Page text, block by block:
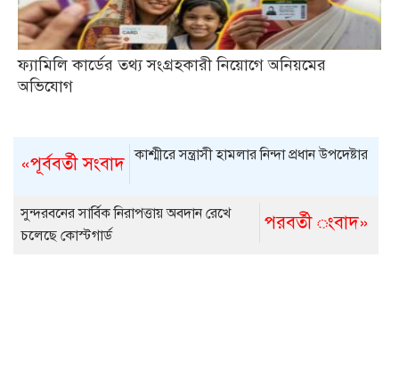
ফ্যামিলি কার্ডের তথ্য সংগ্রহকারী নিয়োগে অনিয়মের
অভিযোগ
«পূর্ববর্তী সংবাদ কাশ্মীরে সন্ত্রাসী হামলার নিন্দা প্রধান উপদেষ্টার
পরবর্তী ংবাদ»
সুন্দরবনের সার্বিক নিরাপত্তায় অবদান রেখে
চলেছে কোস্টগার্ড